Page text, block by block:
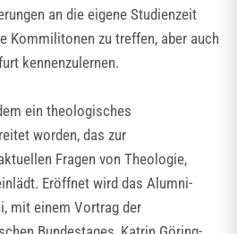
an die eigene Studienzeit
Kommilitonen zu treffen, aber auch
kennenzulernen.
ein theologisches
worden, das zur
Fragen von Theologie,
Eröffnet wird das Alumni-
mit einem Vortrag der